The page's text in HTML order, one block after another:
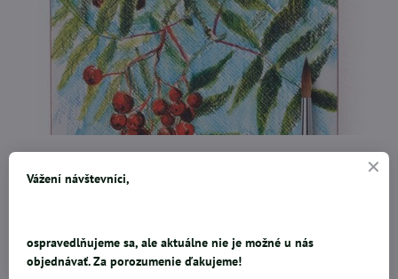
súprava kvalitných umeleckých akvarelových pasteliek v papierovej
krabičkeKOH-I-NOORkvalitný pigmentsada 12 ksPastelky môžete
vode.Najlepšie kresby dosiahnete pri maľbe na akvarelový kartón
istými pravidelnými ťahmi.TIP: Akvarelové pastelky sú ako stvorené
Vážení návštevníci,
ospravedlňujeme sa, ale aktuálne nie je možné u nás
objednávať. Za porozumenie ďakujeme!